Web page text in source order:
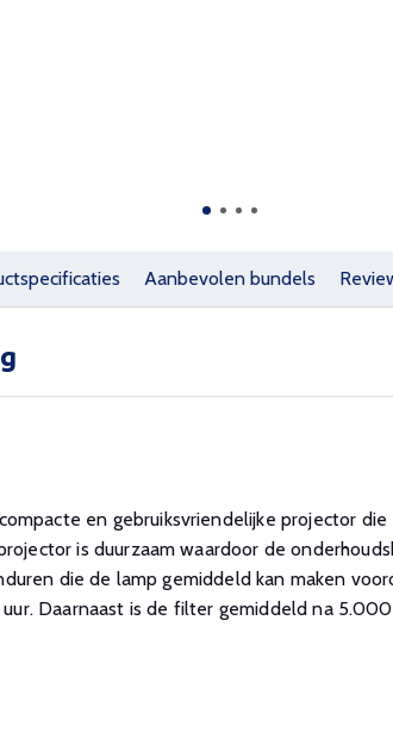
Aanbevolen bundels
en gebruiksvriendelijke projector die
is duurzaam waardoor de
die de lamp gemiddeld kan maken
Daarnaast is de filter gemiddeld na